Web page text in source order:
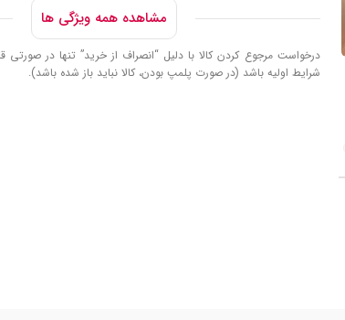
USB
مشاهده همه ویژگی ها
درخواست مرجوع کردن کالا با دلیل “انصراف از خرید” تنها در صورتی
شرایط اولیه باشد (در صورت پلمپ بودن، کالا نباید باز شده باشد).